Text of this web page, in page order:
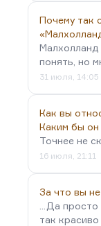
Почему так
понять, но
31 июля, 14:05
Как вы
Каким бы он
Точнее не
16 июля, 21:11
За что вы
...Да
так красиво